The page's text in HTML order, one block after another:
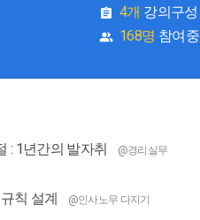
4개 강의구성
168명 참여중
: 1년간의 발자취
@경리실무
칙 설계 @인사노무 다지기